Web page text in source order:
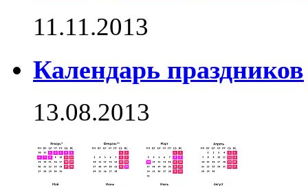
11.11.2013
Календарь праздников
13.08.2013